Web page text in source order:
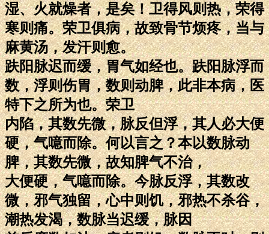
湿、火就燥者，是矣！卫得风则热，荣得
寒则痛。荣卫俱病，故致骨节烦疼，当与
麻黄汤，发汗则愈。
趺阳脉迟而缓，胃气如经也。趺阳脉浮而
数，浮则伤胃，数则动脾，此非本病，医
特下之所为也。荣卫
内陷，其数先微，脉反但浮，其人必大便
硬，气噫而除。何以言之？本以数脉动
脾，其数先微，故知脾气不治，
大便硬，气噫而除。今脉反浮，其数改
微，邪气独留，心中则饥，邪热不杀谷，
潮热发渴，数脉当迟缓，脉因